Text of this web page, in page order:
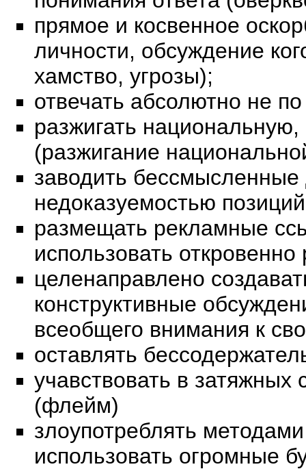
прямое и косвенное
личности, обсуждение
хамство, угрозы);
отвечать абсолютно не
разжигать
(разжигание
заводить бессмысленные
недоказуемостью
размещать рекламные
использовать
целенаправлено
конструктивные
всеобщего внимания к
оставлять
учавствовать в
(флейм)
злоупотреблять
использовать огромные